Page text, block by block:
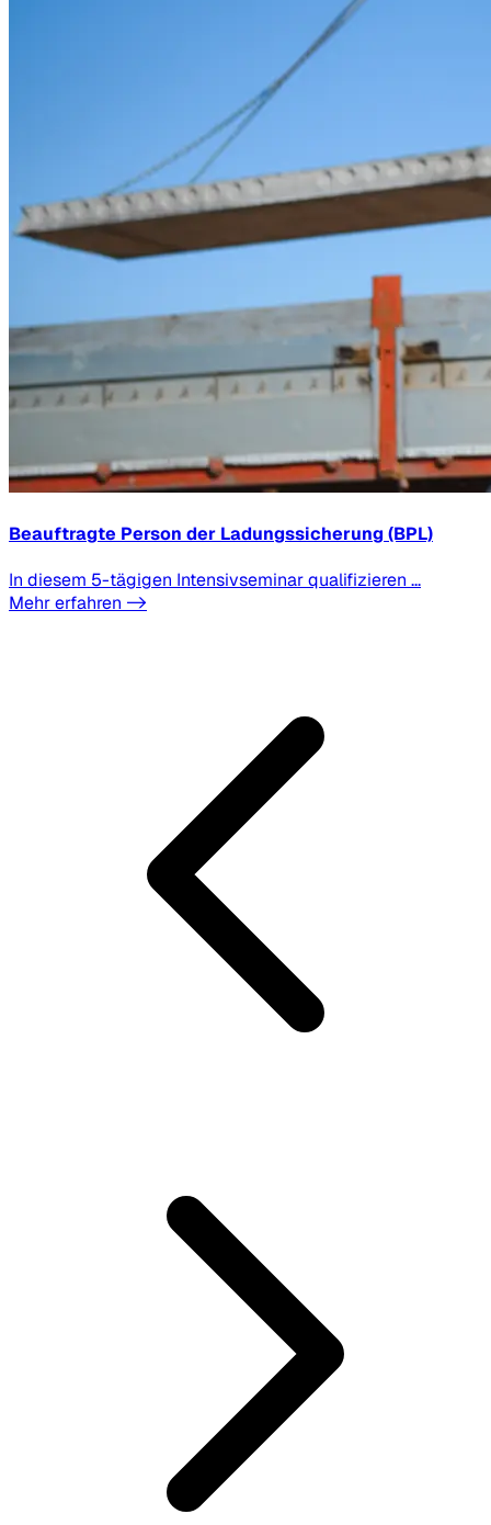
Beauftragte Person der Ladungssicherung (BPL)
In diesem 5-tägigen Intensivseminar qualifizieren ...
Mehr erfahren ->